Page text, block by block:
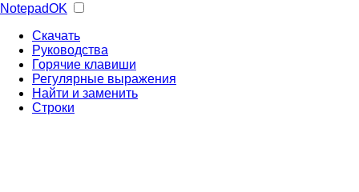
NotepadOK
Скачать
Руководства
Горячие клавиши
Регулярные выражения
Найти и заменить
Строки